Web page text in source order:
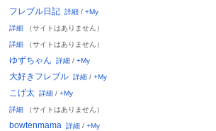
フレブル日記 詳細/ +My
詳細（サイトはありません）
詳細（サイトはありません）
ゆずちゃん 詳細/ +My
大好きフレブル 詳細/ +My
こげ太 詳細/ +My
詳細（サイトはありません）
bowtenmama 詳細/ +My